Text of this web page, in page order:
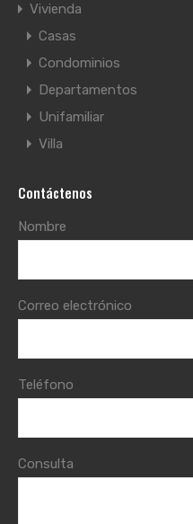
Vivienda
Casas
Condominios
Departamentos
Unifamiliar
Villa
Contáctenos
Nombre
Correo electrónico
Teléfono
Consulta